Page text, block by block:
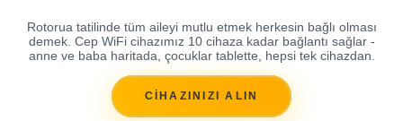
Rotorua tatilinde tüm aileyi mutlu etmek herkesin bağlı olması
demek. Cep WiFi cihazımız 10 cihaza kadar bağlantı sağlar -
anne ve baba haritada, çocuklar tablette, hepsi tek cihazdan.
CİHAZINIZI ALIN